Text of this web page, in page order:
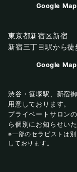
Google Map
東京都新宿区新宿
新宿三丁目駅から
Google Map
渋谷・笹塚駅、新宿
用意しております。
プライベートサロン
ら個別にお知らせいた
※一部のセラピストは
しております。